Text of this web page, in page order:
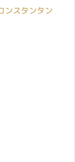
ンスタンタン